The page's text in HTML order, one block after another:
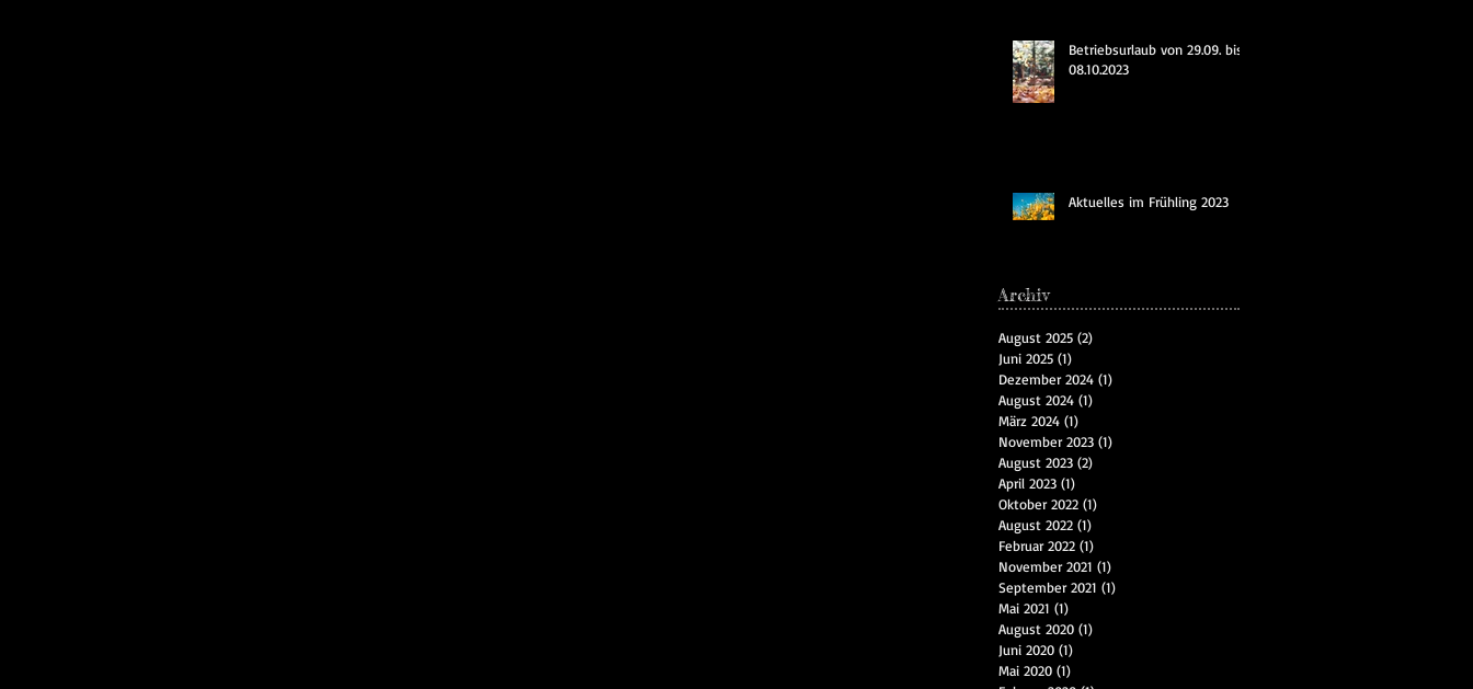
Betriebsurlaub von 29.09. bis
08.10.2023
Aktuelles im Frühling 2023
Archiv
August 2025 (2)
Juni 2025 (1)
Dezember 2024 (1)
August 2024 (1)
März 2024 (1)
November 2023 (1)
August 2023 (2)
April 2023 (1)
Oktober 2022 (1)
August 2022 (1)
Februar 2022 (1)
November 2021 (1)
September 2021 (1)
Mai 2021 (1)
August 2020 (1)
Juni 2020 (1)
Mai 2020 (1)